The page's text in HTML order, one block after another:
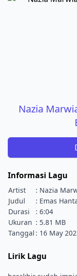
Nazia
Informasi Lagu
Artist
: Nazia
Judul
: Emas
Durasi
: 6:04
Ukuran : 5.81 MB
Tanggal : 16 May
Lirik Lagu